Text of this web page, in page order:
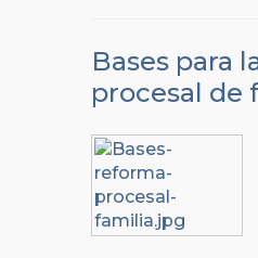
Bases para
procesal de